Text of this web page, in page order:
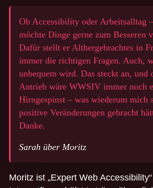
Ob Accessibility oder Arbeitsalltag
möchte Dinge gerne zum Besseren
Dafür stellt er Althergebrachtes in
immer die richtigen Fragen. Auch,
unbequem wird. Das steckt an, und
Antrieb wäre WWSIV immer noch
Hirngespinst – was wiederum mich
positive Veränderungen gebracht
Danke.
Sarah über Moritz
Moritz ist „Expert Web